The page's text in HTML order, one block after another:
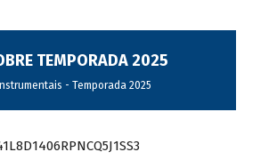
TEMPORADA 2025
- Temporada 2025